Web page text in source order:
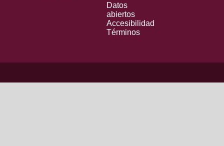
Datos
abiertos
Accesibilidad
Términos